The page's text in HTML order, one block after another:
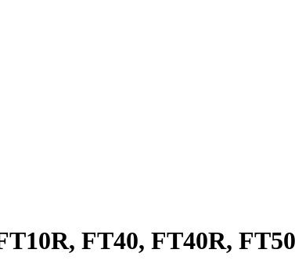
FT40, FT40R,